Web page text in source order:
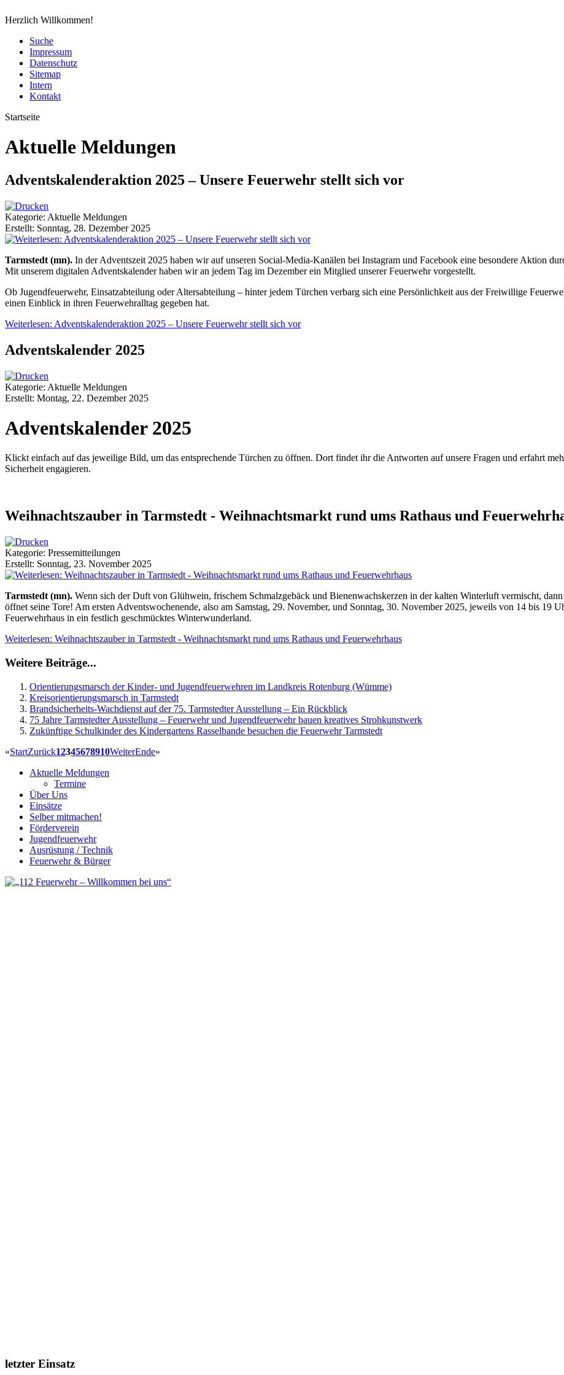
Herzlich Willkommen!
Suche
Impressum
Datenschutz
Sitemap
Intern
Kontakt
Startseite
Aktuelle Meldungen
Adventskalenderaktion 2025 – Unsere Feuerwehr stellt sich vor
Kategorie: Aktuelle Meldungen
Erstellt: Sonntag, 28. Dezember 2025
Tarmstedt (mn). In der Adventszeit 2025 haben wir auf unseren Social-Media-Kanälen bei Instagram und Facebook eine besondere Aktion
Mit unserem digitalen Adventskalender haben wir an jedem Tag im Dezember ein Mitglied unserer Feuerwehr vorgestellt.
Ob Jugendfeuerwehr, Einsatzabteilung oder Altersabteilung – hinter jedem Türchen verbarg sich eine Persönlichkeit aus der Freiwillige
einen Einblick in ihren Feuerwehralltag gegeben hat.
Weiterlesen: Adventskalenderaktion 2025 – Unsere Feuerwehr stellt sich vor
Adventskalender 2025
Kategorie: Aktuelle Meldungen
Erstellt: Montag, 22. Dezember 2025
Adventskalender 2025
Klickt einfach auf das jeweilige Bild, um das entsprechende Türchen zu öffnen. Dort findet ihr die Antworten auf unsere Fragen und erfahrt
Sicherheit engagieren.
Weihnachtszauber in Tarmstedt - Weihnachtsmarkt rund ums Rathaus und
Kategorie: Pressemitteilungen
Erstellt: Sonntag, 23. November 2025
Tarmstedt (mn). Wenn sich der Duft von Glühwein, frischem Schmalzgebäck und Bienenwachskerzen in der kalten Winterluft vermischt,
öffnet seine Tore! Am ersten Adventswochenende, also am Samstag, 29. November, und Sonntag, 30. November 2025, jeweils von 14 bis 19
Feuerwehrhaus in ein festlich geschmücktes Winterwunderland.
Weiterlesen: Weihnachtszauber in Tarmstedt - Weihnachtsmarkt rund ums Rathaus und Feuerwehrhaus
Weitere Beiträge...
Orientierungsmarsch der Kinder- und Jugendfeuerwehren im Landkreis Rotenburg (Wümme)
Kreisorientierungsmarsch in Tarmstedt
Brandsicherheits-Wachdienst auf der 75. Tarmstedter Ausstellung – Ein Rückblick
75 Jahre Tarmstedter Ausstellung – Feuerwehr und Jugendfeuerwehr bauen kreatives Strohkunstwerk
Zukünftige Schulkinder des Kindergartens Rasselbande besuchen die Feuerwehr Tarmstedt
«StartZurück12345678910WeiterEnde»
Aktuelle Meldungen
Termine
Über Uns
Einsätze
Selber mitmachen!
Förderverein
Jugendfeuerwehr
Ausrüstung / Technik
Feuerwehr & Bürger
letzter Einsatz